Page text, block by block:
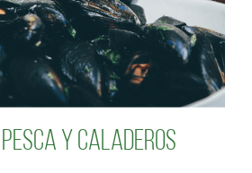
pesca y caladeros